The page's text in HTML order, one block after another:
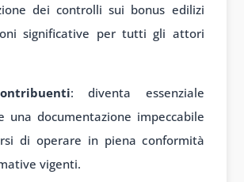
dei controlli sui bonus edilizi
significative per tutti gli attori
: diventa essenziale
una documentazione impeccabile
di operare in piena conformità
vigenti.